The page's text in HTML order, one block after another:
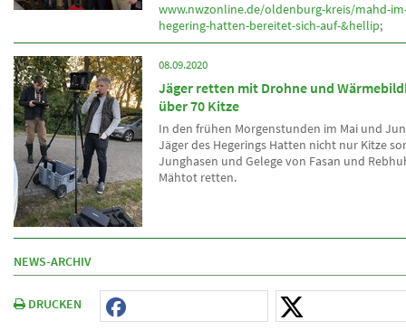
www.nwzonline.de/oldenburg-kreis/mahd-
hegering-hatten-bereitet-sich-auf-&hellip;
08.09.2020
Jäger retten mit Drohne und
über 70 Kitze
In den frühen Morgenstunden im Mai und
Jäger des Hegerings Hatten nicht nur Kitze
Junghasen und Gelege von Fasan und
Mähtot retten.
NEWS-ARCHIV
DRUCKEN